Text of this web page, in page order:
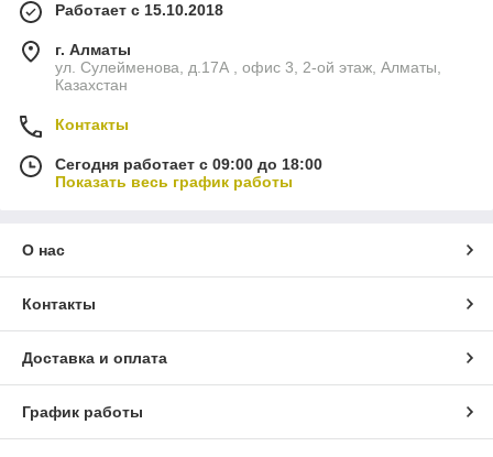
Работает с 15.10.2018
г. Алматы
ул. Сулейменова, д.17А , офис 3, 2-ой этаж, Алматы,
Казахстан
Контакты
Сегодня работает с 09:00 до 18:00
Показать весь график работы
О нас
Контакты
Доставка и оплата
График работы